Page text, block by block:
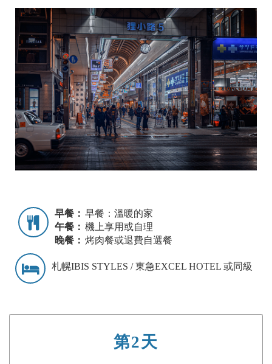
早餐： 早餐：溫暖的家
午餐： 機上享用或自理
晚餐： 烤肉餐或退費自選餐
札幌IBIS STYLES / 東急EXCEL HOTEL 或同級
第2天